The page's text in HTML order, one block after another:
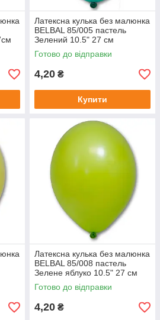
Латексна кулька без малюнка
BELBAL 85/005 пастель
Зелений 10.5" 27 см
Готово до відправки
4,20 ₴
Купити
Латексна кулька без малюнка
BELBAL 85/008 пастель
Зелене яблуко 10.5" 27 см
Готово до відправки
4,20 ₴